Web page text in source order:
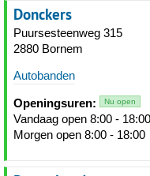
Donckers
Puursesteenweg 315
2880 Bornem
Autobanden
Openingsuren: Nu open
Vandaag open 8:00 - 18:00
Morgen open 8:00 - 18:00